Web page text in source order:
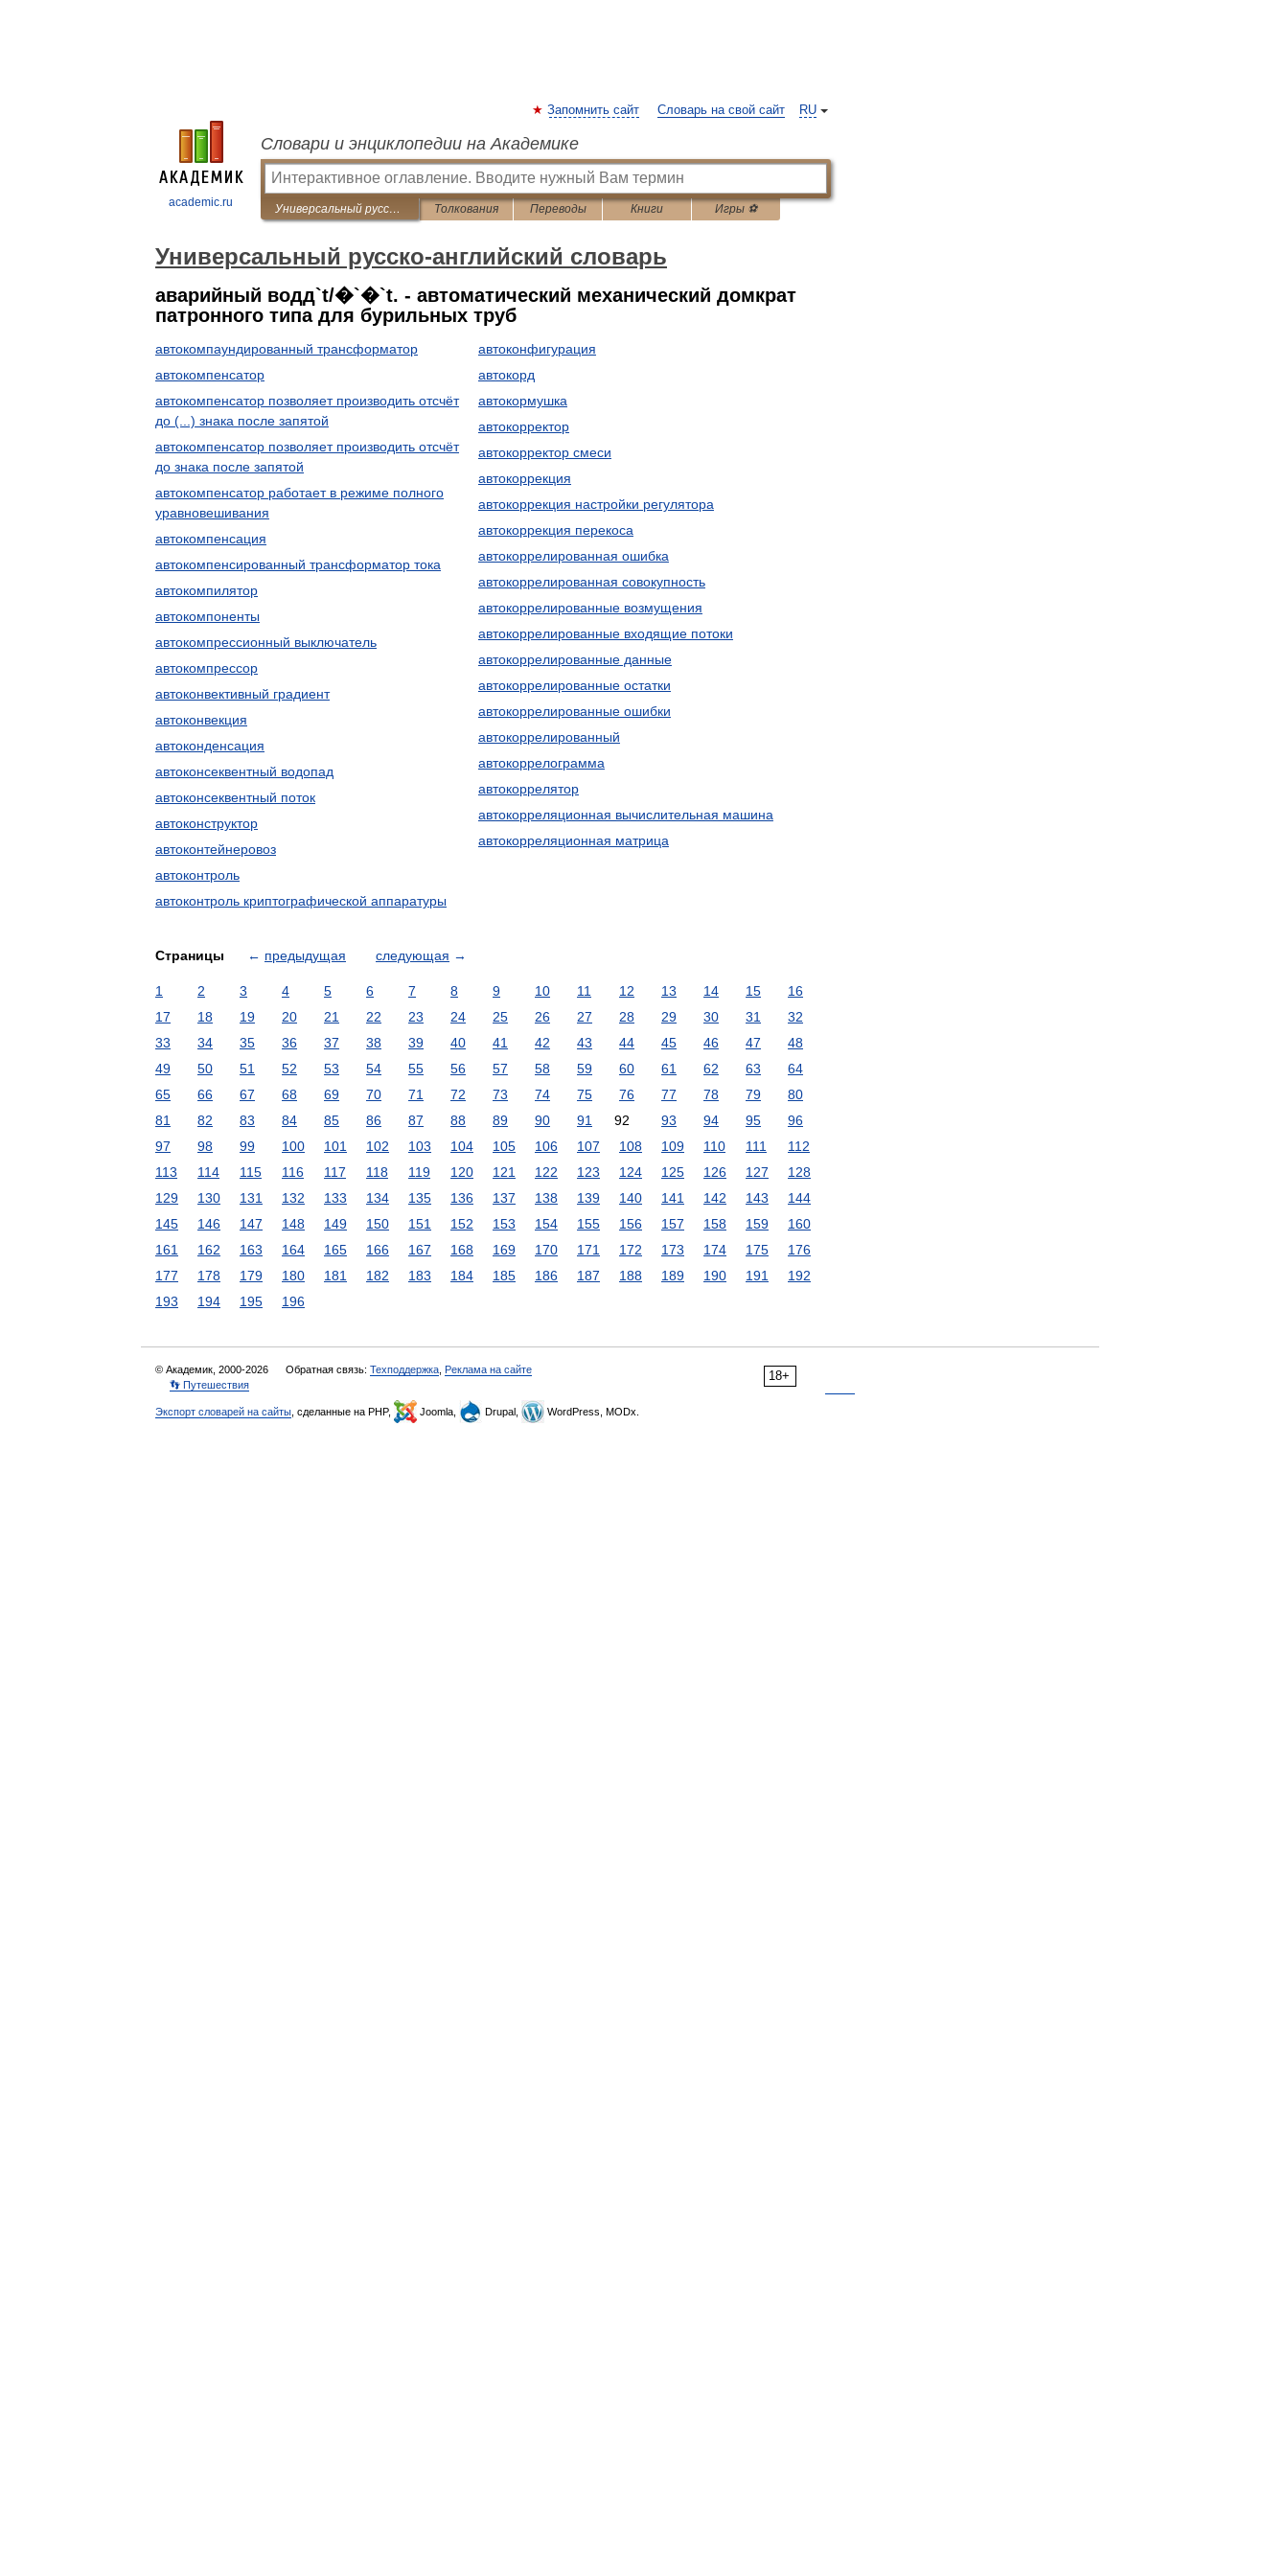
academic.ru
RU
Запомнить сайт Словарь на свой сайт
Словари и энциклопедии на Академике
Универсальный русско-английский словарь Толкования Переводы Книги Игры ⚽
Универсальный русско-английский словарь
аварийный водд`t/�`�`t. - автоматический механический домкрат
патронного типа для бурильных труб
автокомпаундированный трансформатор
автокомпенсатор
автокомпенсатор позволяет производить отсчёт
до (...) знака после запятой
автокомпенсатор позволяет производить отсчёт
до знака после запятой
автокомпенсатор работает в режиме полного
уравновешивания
автокомпенсация
автокомпенсированный трансформатор тока
автокомпилятор
автокомпоненты
автокомпрессионный выключатель
автокомпрессор
автоконвективный градиент
автоконвекция
автоконденсация
автоконсеквентный водопад
автоконсеквентный поток
автоконструктор
автоконтейнеровоз
автоконтроль
автоконтроль криптографической аппаратуры
автоконфигурация
автокорд
автокормушка
автокорректор
автокорректор смеси
автокоррекция
автокоррекция настройки регулятора
автокоррекция перекоса
автокоррелированная ошибка
автокоррелированная совокупность
автокоррелированные возмущения
автокоррелированные входящие потоки
автокоррелированные данные
автокоррелированные остатки
автокоррелированные ошибки
автокоррелированный
автокоррелограмма
автокоррелятор
автокорреляционная вычислительная машина
автокорреляционная матрица
Страницы ← предыдущая следующая →
1 2 3 4 5 6 7 8 9 10 11 12 13 14 15
16
17
18 19 20 21 22 23 24 25 26 27 28 29 30 31
32
33
34 35 36 37 38 39 40 41 42 43 44 45 46 47
48
49
50 51 52 53 54 55 56 57 58 59 60 61 62 63
64
65
66 67 68 69 70 71 72 73 74 75 76 77 78 79
80
81
82 83 84 85 86 87 88 89 90 91 92 93 94 95
96
97
98 99 100 101 102 103 104 105 106 107 108 109 110 111
112
113
114 115 116 117 118 119 120 121 122 123 124 125 126 127
128
129
130 131 132 133 134 135 136 137 138 139 140 141 142 143
144
145
146 147 148 149 150 151 152 153 154 155 156 157 158 159
160
161
162 163 164 165 166 167 168 169 170 171 172 173 174 175
176
177
178 179 180 181 182 183 184 185 186 187 188 189 190 191
192
193
194 195 196
18+
© Академик, 2000-2026 Обратная связь: Техподдержка Реклама на сайте
👣 Путешествия
Экспорт словарей на сайты , сделанные на PHP, Joomla, Drupal, WordPress, MODx.